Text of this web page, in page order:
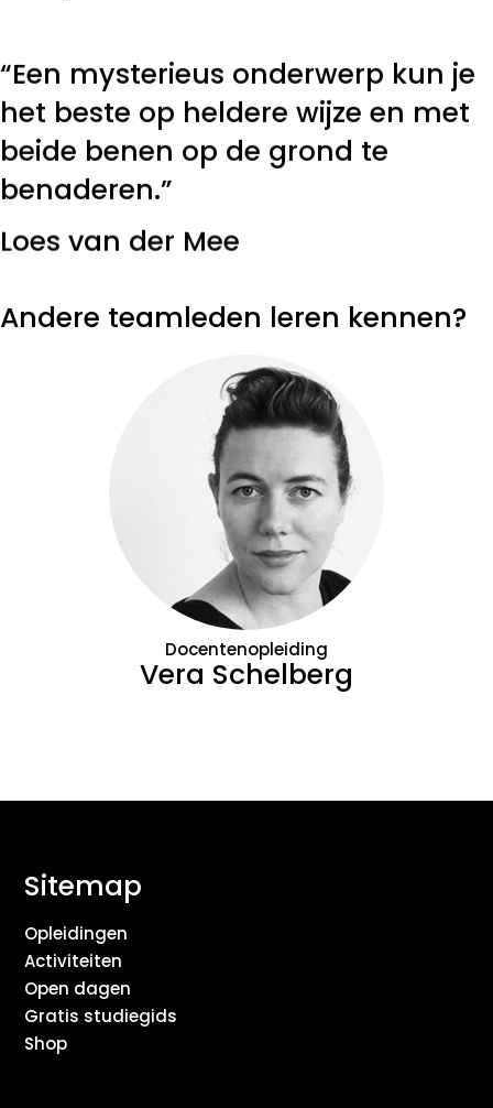
“Een mysterieus onderwerp kun je
het beste op heldere wijze en met
beide benen op de grond te
benaderen.”
Loes van der Mee
Andere teamleden leren kennen?
Docentenopleiding
Vera Schelberg
Sitemap
Opleidingen
Activiteiten
Open dagen
Gratis studiegids
Shop